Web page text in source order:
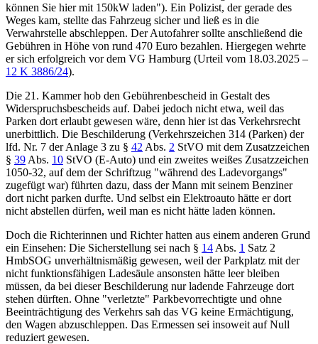
können Sie hier mit 150kW laden"). Ein Polizist, der gerade des
Weges kam, stellte das Fahrzeug sicher und ließ es in die
Verwahrstelle abschleppen. Der Autofahrer sollte anschließend die
Gebühren in Höhe von rund 470 Euro bezahlen. Hiergegen wehrte
er sich erfolgreich vor dem VG Hamburg (Urteil vom 18.03.2025 –
12 K 3886/24).
Die 21. Kammer hob den Gebührenbescheid in Gestalt des
Widerspruchsbescheids auf. Dabei jedoch nicht etwa, weil das
Parken dort erlaubt gewesen wäre, denn hier ist das Verkehrsrecht
unerbittlich. Die Beschilderung (Verkehrszeichen 314 (Parken) der
lfd. Nr. 7 derAnlage 3 zu § 42 Abs. 2 StVO mit dem Zusatzzeichen
§ 39 Abs. 10 StVO (E-Auto) und ein zweites weißes Zusatzzeichen
1050-32, auf dem der Schriftzug "während des Ladevorgangs"
zugefügt war) führten dazu, dass der Mann mit seinem Benziner
dort nicht parken durfte. Und selbst ein Elektroauto hätte er dort
nicht abstellen dürfen, weil man es nicht hätte laden können.
Doch die Richterinnen und Richter hatten aus einem anderen Grund
ein Einsehen: Die Sicherstellung sei nach § 14 Abs. 1 Satz 2
HmbSOG unverhältnismäßig gewesen, weil der Parkplatz mit der
nicht funktionsfähigen Ladesäule ansonsten hätte leer bleiben
müssen, da bei dieser Beschilderung nur ladende Fahrzeuge dort
stehen dürften. Ohne "verletzte" Parkbevorrechtigte und ohne
Beeinträchtigung des Verkehrs sah das VG keine Ermächtigung,
den Wagen abzuschleppen. Das Ermessen sei insoweit auf Null
reduziert gewesen.